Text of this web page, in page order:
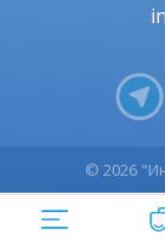
© 2026